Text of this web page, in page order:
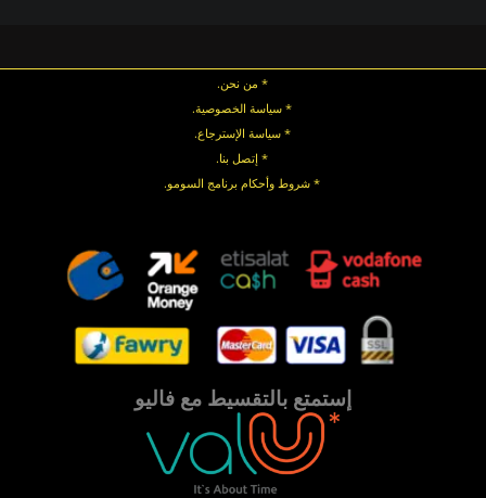
* من نحن.
* سياسة الخصوصية.
*سياسة الإسترجاع.
* إتصل بنا.
* شروط وأحكام برنامج السومو.
إستمتع بالتقسيط مع فاليو